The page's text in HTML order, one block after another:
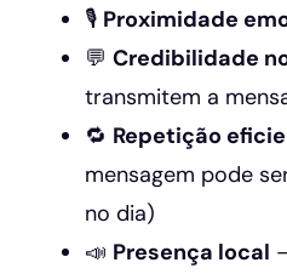
🎙️ Proximidade
💬 Credibilidade
transmitem a
🔁 Repetição
mensagem pode
no dia)
📣 Presença local